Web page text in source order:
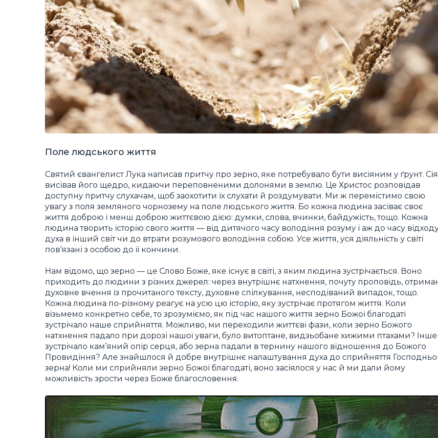
Поле людського життя
Святий євангелист Лука написав притчу про зерно, яке потребувало бути висіяним у ґрунт.
висівав його щедро, кидаючи переповненими долонями в землю. Це Христос розповідав
доступну притчу слухачам, щоб заохотити їх слухати й роздумувати. Ми ж перемістимо свою
увагу з поля земляного чорнозему на поле людського життя. Бо кожна людина засіває своє
життя доброю і менш доброю життєвою дією: думки, слова, вчинки, байдужість, тощо. Кожна
людина творить історію свого життя — від дитячого часу володіння розуму і аж до часу
духа в інший світ чи до втрати розумового володіння собою. Усе життя, уся діяльність у світі
пов’язані з особою до її кончини.
Нам відомо, що зерно — це Слово Боже, яке існує в світі, з яким людина зустрічається. Воно
приходить до людини з різних джерел: через внутрішнє натхнення, почуту проповідь,
духовне вчення із прочитаного тексту, духовне спілкування, несподіваний випадок, тощо.
Кожна людина по-різному реагує на усю цю історію, яку зустрічає протягом життя. Коли
візьмемо конкретно себе, то зрозуміємо, як під час нашого життя зерно Божої благодаті
зустрічало наше сприйняття. Можливо, ми переходили життєві фази, коли зерно Божого
натхнення падало при дорозі нашої уваги, було витоптане, видзьобане хижими птахами? Інше
зустрічало кам’яний опір серця, або зерна падали в тернину нашого відношення до Божого
Провидіння? Але знайшлося й добре внутрішнє налаштування духа до сприйняття
зерна! Коли ми сприйняли зерно Божої благодаті, воно засіялося у нас й ми дали йому
можливість зрости через Боже благословення.